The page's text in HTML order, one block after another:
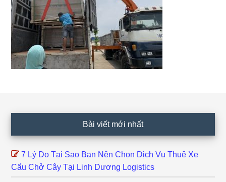
Bài viết mới nhất
7 Lý Do Tại Sao Bạn Nên Chọn Dịch Vụ Thuê Xe
Cẩu Chở Cây Tại Linh Dương Logistics